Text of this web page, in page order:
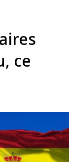
ce